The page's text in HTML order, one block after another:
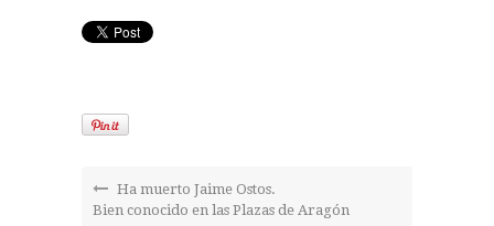
Ha muerto Jaime Ostos.
Bien conocido en las Plazas de Aragón